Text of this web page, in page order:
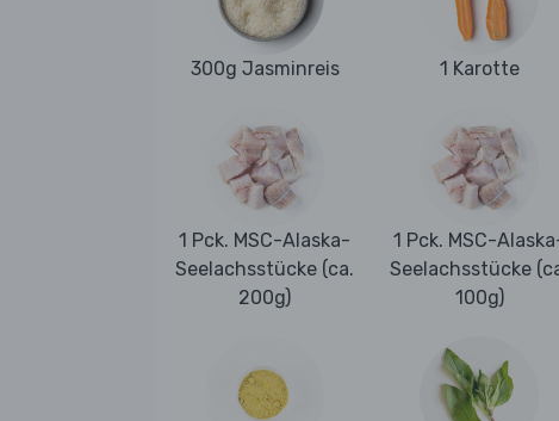
300g Jasminreis 1 Karotte
1 Pck. MSC-Alaska-
Seelachsstücke (ca.
200g)
1 Pck. MSC-
Seelachsstücke
100g)